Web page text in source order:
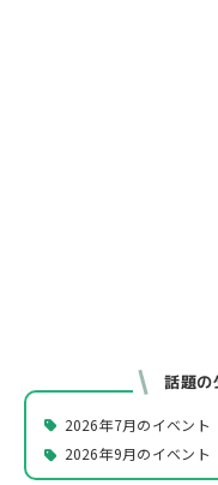
話題の
2026年7月のイベント
2026年9月のイベント